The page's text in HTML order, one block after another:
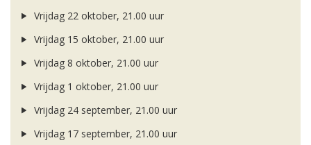
Vrijdag 22 oktober, 21.00 uur
Vrijdag 15 oktober, 21.00 uur
Vrijdag 8 oktober, 21.00 uur
Vrijdag 1 oktober, 21.00 uur
Vrijdag 24 september, 21.00 uur
Vrijdag 17 september, 21.00 uur